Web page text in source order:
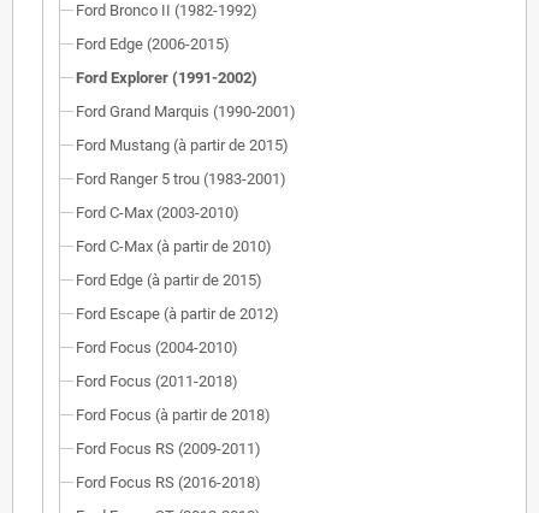
Ford Bronco II (1982-1992)
Ford Edge (2006-2015)
Ford Explorer (1991-2002)
Ford Grand Marquis (1990-2001)
Ford Mustang (à partir de 2015)
Ford Ranger 5 trou (1983-2001)
Ford C-Max (2003-2010)
Ford C-Max (à partir de 2010)
Ford Edge (à partir de 2015)
Ford Escape (à partir de 2012)
Ford Focus (2004-2010)
Ford Focus (2011-2018)
Ford Focus (à partir de 2018)
Ford Focus RS (2009-2011)
Ford Focus RS (2016-2018)